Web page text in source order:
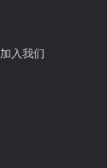
加入我们